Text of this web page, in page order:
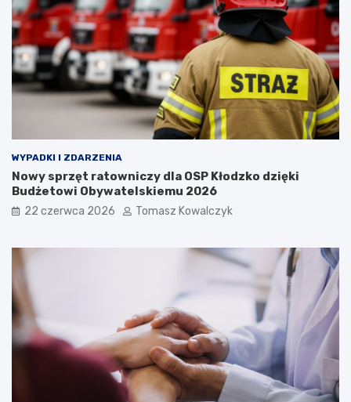
WYPADKI I ZDARZENIA
Nowy sprzęt ratowniczy dla OSP Kłodzko dzięki
Budżetowi Obywatelskiemu 2026
22 czerwca 2026 Tomasz Kowalczyk